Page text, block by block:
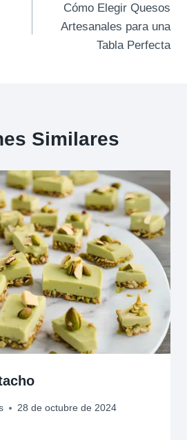
Cómo Elegir Quesos
Artesanales para una
Tabla Perfecta
Similares
28 de octubre de 2024